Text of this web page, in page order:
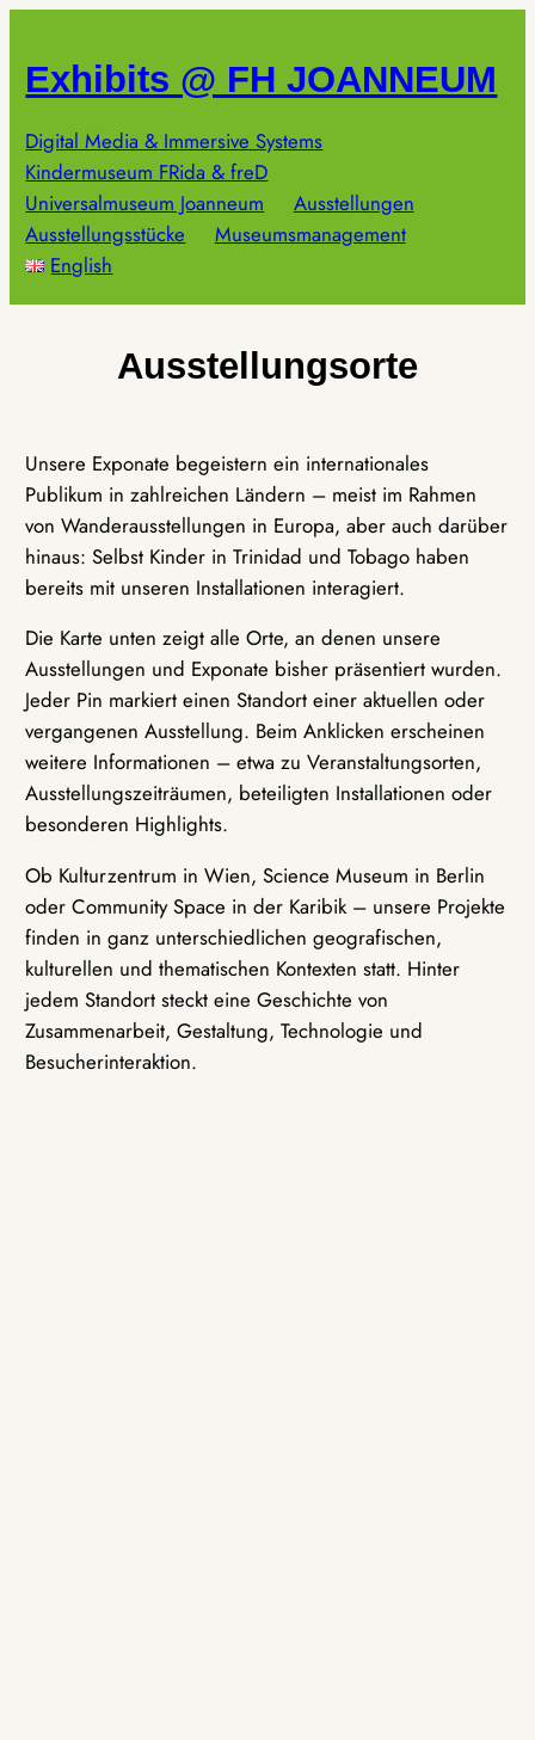
springen
Exhibits @ FH JOANNEUM
Digital Media & Immersive Systems
Kindermuseum FRida & freD
Universalmuseum Joanneum
Ausstellungen
Ausstellungsstücke
Museumsmanagement
English
Ausstellungsorte
Unsere Exponate begeistern ein internationales
Publikum in zahlreichen Ländern – meist im Rahmen
von Wanderausstellungen in Europa, aber auch darüber
hinaus: Selbst Kinder in Trinidad und Tobago haben
bereits mit unseren Installationen interagiert.
Die Karte unten zeigt alle Orte, an denen unsere
Ausstellungen und Exponate bisher präsentiert wurden.
Jeder Pin markiert einen Standort einer aktuellen oder
vergangenen Ausstellung. Beim Anklicken erscheinen
weitere Informationen – etwa zu Veranstaltungsorten,
Ausstellungszeiträumen, beteiligten Installationen oder
besonderen Highlights.
Ob Kulturzentrum in Wien, Science Museum in Berlin
oder Community Space in der Karibik – unsere Projekte
finden in ganz unterschiedlichen geografischen,
kulturellen und thematischen Kontexten statt. Hinter
jedem Standort steckt eine Geschichte von
Zusammenarbeit, Gestaltung, Technologie und
Besucherinteraktion.